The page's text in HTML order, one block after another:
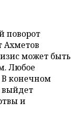
поворот
Ахметов
может быть
Любое
конечном
выйдет
и